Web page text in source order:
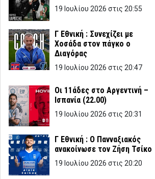
19 Ιουλίου 2026 στις 20:55
Γ Εθνική : Συνεχίζει με
Χοσάδα στον πάγκο ο
Διαγόρας
19 Ιουλίου 2026 στις 20:47
Οι 11άδες στο Αργεντινή –
Ισπανία (22.00)
19 Ιουλίου 2026 στις 20:31
Γ Εθνική : Ο Πανναξιακός
ανακοίνωσε τον Ζήση Τσίκο
19 Ιουλίου 2026 στις 20:20